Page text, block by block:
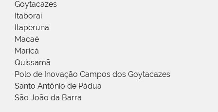
Goytacazes
Itaboraí
Itaperuna
Macaé
Maricá
Quissamã
Polo de Inovação Campos dos Goytacazes
Santo Antônio de Pádua
São João da Barra